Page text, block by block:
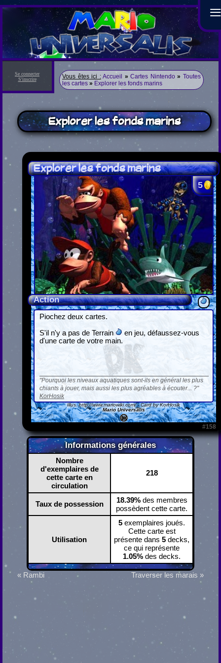
≡
Se connecter
S'inscrire
Vous êtes ici : Accueil » Cartes Nintendo » Toutes
les cartes » Explorer les fonds marins
Explorer les fonds marins
#158
Explorer les fonds marins
5
Action
Piochez deux cartes.
S'il n'y a pas de Terrain
en jeu, défaussez-vous
d'une carte de votre main.
Pourquoi les niveaux aquatiques sont-ils en général les plus
chiants à jouer, mais aussi les plus agréables à écouter... ?
KorHosik
Illus.http://www.mariowiki.com/- Card by KorHosik
Mario Universalis
Informations générales
Nombre
d'exemplaires de
cette carte en
circulation
218
Taux de possession 18.39%des membres
possèdent cette carte.
Utilisation
5 exemplaires joués.
Cette carte est
présente dans 5 decks,
ce qui représente
1.05% des decks.
« Rambi Traverser les marais »